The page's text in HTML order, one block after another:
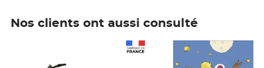
Nos clients ont aussi consulté
Prix 6,25€ HT